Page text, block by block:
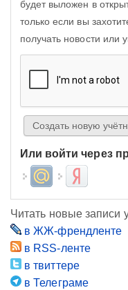
будет выложен в
только если вы
получать новости или
Или войти через
Login with Mail.ru
Login with
Читать новые записи
в ЖЖ-френдленте
в RSS-ленте
в твиттере
в Телеграме